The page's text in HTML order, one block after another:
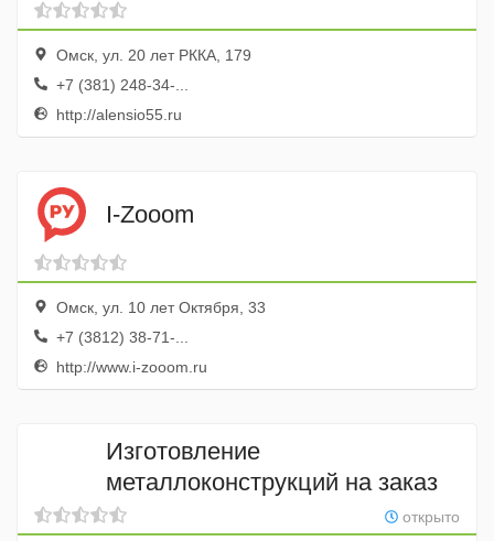
Омск, ул. 20 лет РККА, 179
+7 (381) 248-34-...
http://alensio55.ru
I-Zooom
Омск, ул. 10 лет Октября, 33
+7 (3812) 38-71-...
http://www.i-zooom.ru
Изготовление
металлоконструкций на заказ
открыто